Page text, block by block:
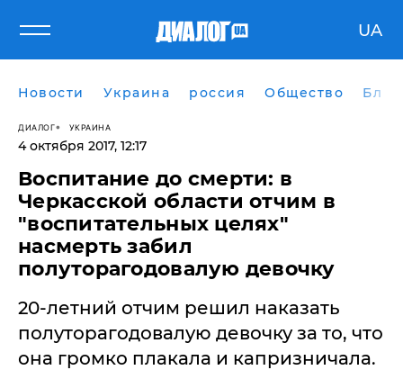
UA
Новости Украина россия Общество
ДИАЛОГ УКРАИНА
4 октября 2017, 12:17
Воспитание до смерти: в
Черкасской области отчим в
"воспитательных целях"
насмерть забил
полуторагодовалую девочку
20-летний отчим решил наказать
полуторагодовалую девочку за то, что
она громко плакала и капризничала.